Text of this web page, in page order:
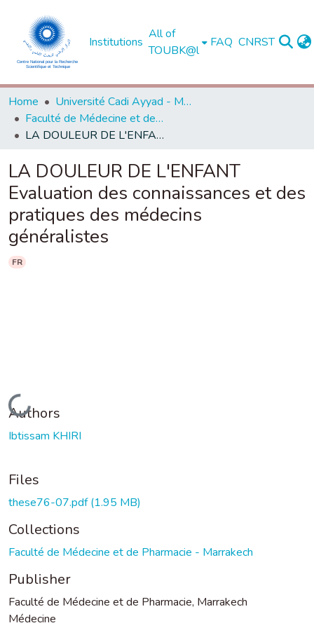
Institutions
All of
TOUBK@l
FAQ CNRST
Home
Université Cadi Ayyad - Marrakech
Faculté de Médecine et de Pharmacie - Marrakech
LA DOULEUR DE L'ENFANT Evaluation des connaissances et des pratiques des médecins généralistes
LA DOULEUR DE L'ENFANT
Evaluation des connaissances et des
pratiques des médecins
généralistes
FR
Loading...
Authors
Ibtissam KHIRI
Files
these76-07.pdf(1.95 MB)
Collections
Faculté de Médecine et de Pharmacie - Marrakech
Publisher
Faculté de Médecine et de Pharmacie, Marrakech
Médecine